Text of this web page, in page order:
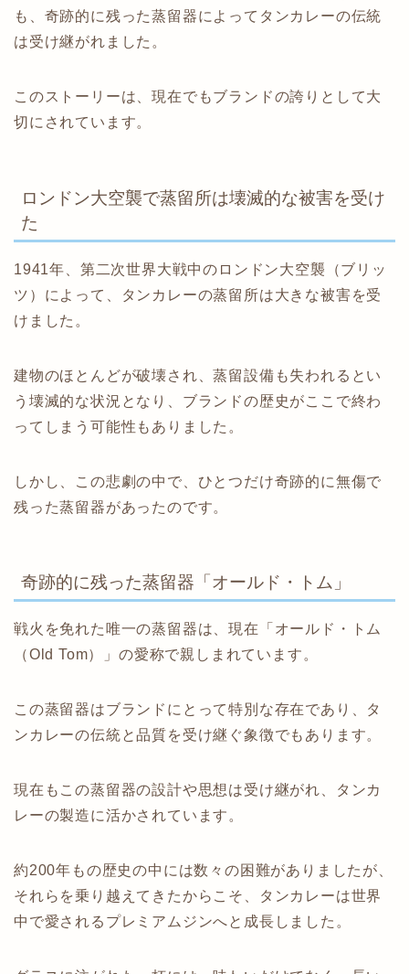
も、奇跡的に残った蒸留器によってタンカレーの伝統
は受け継がれました。
このストーリーは、現在でもブランドの誇りとして大
切にされています。
ロンドン大空襲で蒸留所は壊滅的な被害を受け
た
1941年、第二次世界大戦中のロンドン大空襲（ブリッ
ツ）によって、タンカレーの蒸留所は大きな被害を受
けました。
建物のほとんどが破壊され、蒸留設備も失われるとい
う壊滅的な状況となり、ブランドの歴史がここで終わ
ってしまう可能性もありました。
しかし、この悲劇の中で、ひとつだけ奇跡的に無傷で
残った蒸留器があったのです。
奇跡的に残った蒸留器「オールド・トム」
戦火を免れた唯一の蒸留器は、現在「オールド・トム
（Old Tom）」の愛称で親しまれています。
この蒸留器はブランドにとって特別な存在であり、タ
ンカレーの伝統と品質を受け継ぐ象徴でもあります。
現在もこの蒸留器の設計や思想は受け継がれ、タンカ
レーの製造に活かされています。
約200年もの歴史の中には数々の困難がありましたが、
それらを乗り越えてきたからこそ、タンカレーは世界
中で愛されるプレミアムジンへと成長しました。